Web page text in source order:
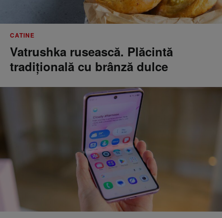
CATINE
Vatrushka rusească. Plăcintă
tradițională cu brânză dulce